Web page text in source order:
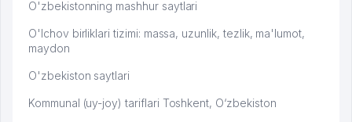
O'zbekistonning mashhur saytlari
O'lchov birliklari tizimi: massa, uzunlik, tezlik, ma'lumot,
maydon
O'zbekiston saytlari
Kommunal (uy-joy) tariflari Toshkent, O‘zbekiston